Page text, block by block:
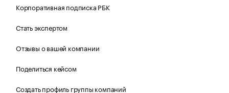
Корпоративная подписка РБК
Стать экспертом
Отзывы о вашей компании
Поделиться кейсом
Создать профиль группы компаний